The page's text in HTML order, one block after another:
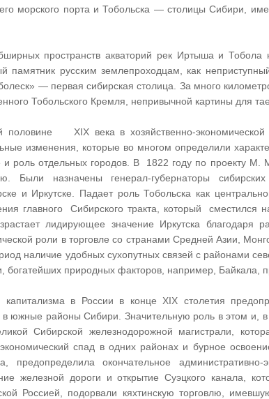
морского порта и Тобольска — столицы Сибири,
пространств акваторий рек Иртыша и Тобола
памятник русским землепроходцам, как
— первая сибирская столица. За много
Тобольского Кремля, непривычной картины для
половине XIX века в хозяйственно-экономической
изменения, которые во многом определили
и роль отдельных городов. В 1822 году по проекту
Были назначены генерал-губернаторы
и Иркутске. Падает роль Тобольска как
главного Сибирского тракта, который
лидирующее значение Иркутска
роли в торговле со странами Средней Азии,
наличие удобных сухопутных связей с районами
богатейших природных факторов, например, Байкала,
капитализма в России в конце XIX столетия
в южные районы Сибири. Значительную роль в этом и, в
Сибирской железнодорожной магистрали,
спад в одних районах и бурное
предопределила окончательное
железной дороги и открытие Суэцкого канала,
Россией, подорвали кяхтинскую торговлю,